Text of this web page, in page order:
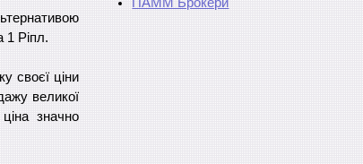
1 Ріпл.
своєї ціни
великої
значно